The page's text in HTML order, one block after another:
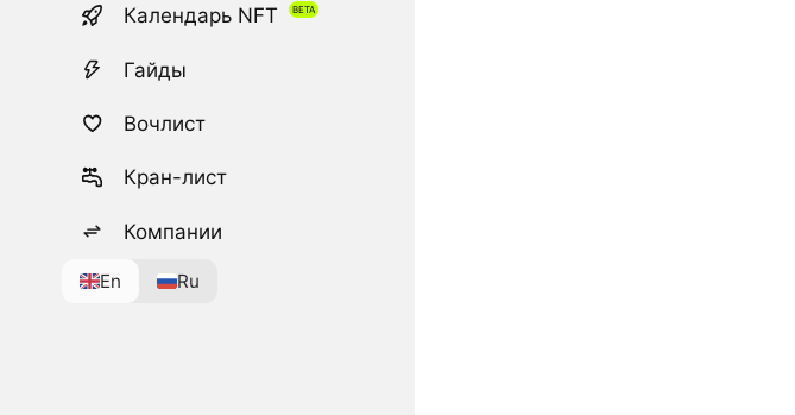
Календарь NFT
Гайды
Вочлист
Кран-лист
Компании
En Ru